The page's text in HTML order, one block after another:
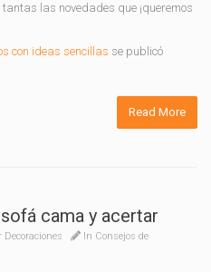
las novedades que ¡queremos
con ideas sencillas se publicó
Read More
cama y acertar
In Consejos de